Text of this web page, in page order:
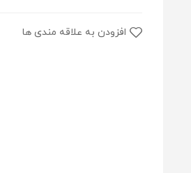
افزودن به علاقه مندی ها